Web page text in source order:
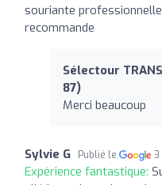
souriante
recommande
Sélectour
87)
Merci beaucoup
Sylvie G Publié le 3
Expérience fantastique: